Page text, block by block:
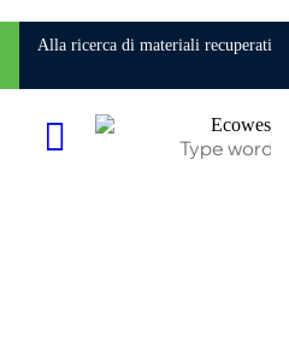
Alla ricerca di materiali recuperati